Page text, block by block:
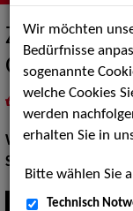
Zauberer &
Olivier
Walk Acts
Show Acts:
Wir möchten
Bedürfnisse
sogenannte
welche Cookies
werden
erhalten Sie in
Bitte wählen Sie
Technisch